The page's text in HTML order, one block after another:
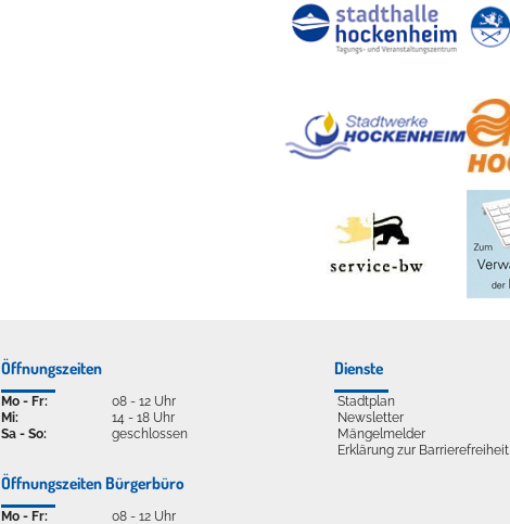
Öffnungszeiten
Mo - Fr:
Mi:
Sa - So:
08 - 12 Uhr
14 - 18 Uhr
geschlossen
Öffnungszeiten Bürgerbüro
Mo - Fr:
08 - 12 Uhr
Dienste
Stadtplan
Newsletter
Mängelmelder
Erklärung zur Barrierefreiheit